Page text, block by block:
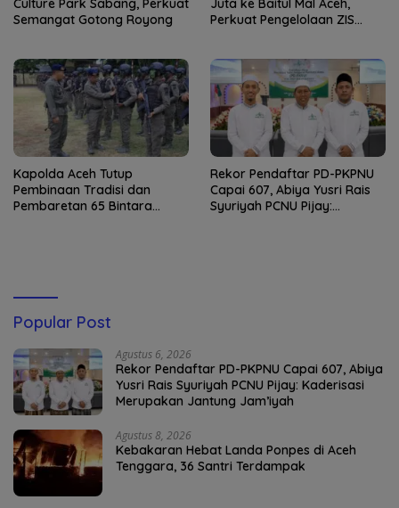
Culture Park Sabang, Perkuat
Semangat Gotong Royong
Juta ke Baitul Mal Aceh,
Perkuat Pengelolaan ZIS
Kapolda Aceh Tutup
Pembinaan Tradisi dan
Pembaretan 65 Bintara
Rekor Pendaftar PD-PKPNU
Capai 607, Abiya Yusri Rais
Syuriyah PCNU Pijay:
Popular Post
Agustus 6, 2026
Rekor Pendaftar PD-PKPNU Capai 607, Abiya
Yusri Rais Syuriyah PCNU Pijay: Kaderisasi
Merupakan Jantung Jam’iyah
Agustus 8, 2026
Kebakaran Hebat Landa Ponpes di Aceh
Tenggara, 36 Santri Terdampak